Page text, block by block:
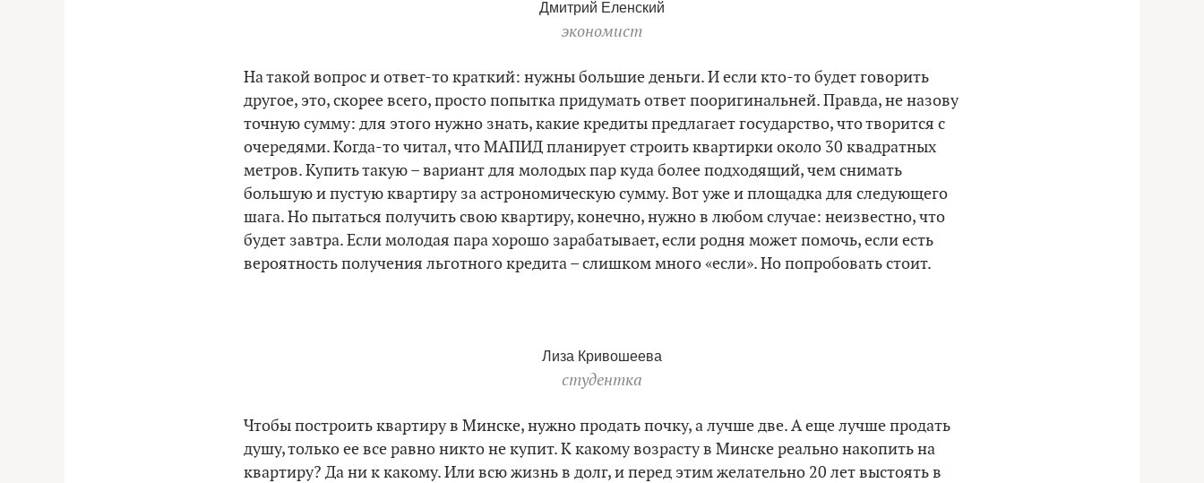
Дмитрий Еленский
экономист
На такой вопрос и ответ-то краткий: нужны большие деньги. И если кто-то будет говорить
другое, это, скорее всего, просто попытка придумать ответ пооригинальней. Правда, не назову
точную сумму: для этого нужно знать, какие кредиты предлагает государство, что творится с
очередями. Когда-то читал, что МАПИД планирует строить квартирки около 30 квадратных
метров. Купить такую – вариант для молодых пар куда более подходящий, чем снимать
большую и пустую квартиру за астрономическую сумму. Вот уже и площадка для следующего
шага. Но пытаться получить свою квартиру, конечно, нужно в любом случае: неизвестно, что
будет завтра. Если молодая пара хорошо зарабатывает, если родня может помочь, если есть
вероятность получения льготного кредита – слишком много «если». Но попробовать стоит.
Лиза Кривошеева
студентка
Чтобы построить квартиру в Минске, нужно продать почку, а лучше две. А еще лучше продать
душу, только ее все равно никто не купит. К какому возрасту в Минске реально накопить на
квартиру? Да ни к какому. Или всю жизнь в долг, и перед этим желательно 20 лет выстоять в